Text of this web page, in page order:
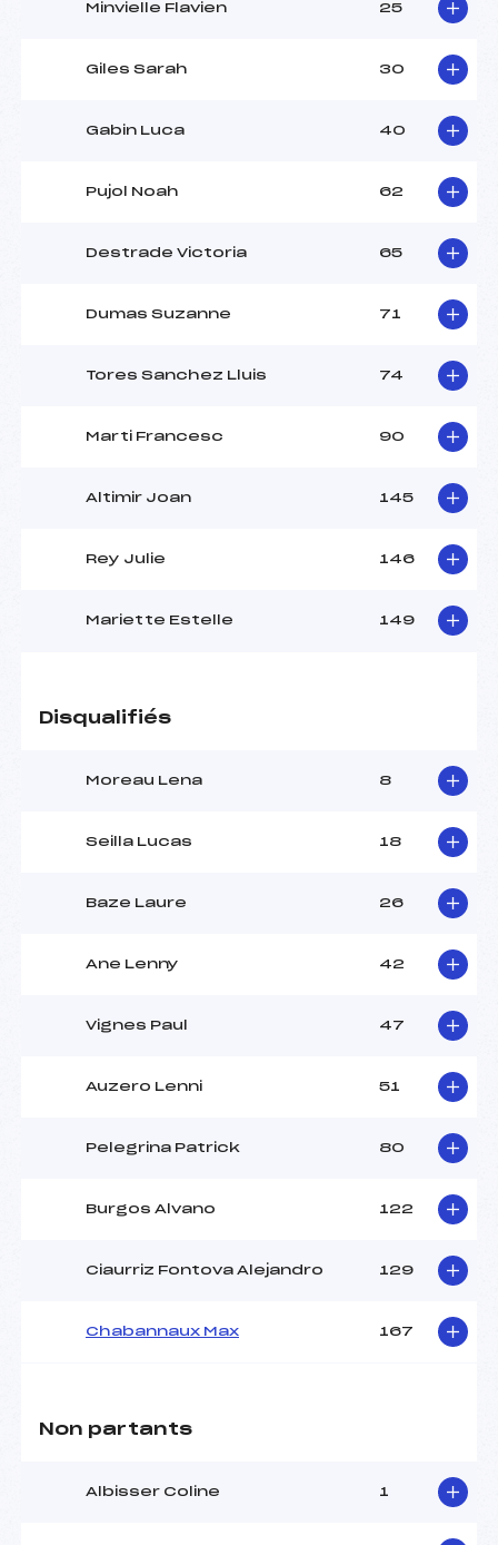
Minvielle Flavien 25
Giles Sarah 30
Gabin Luca 40
Pujol Noah 62
Destrade Victoria 65
Dumas Suzanne 71
Tores Sanchez Lluis 74
Marti Francesc 90
Altimir Joan 145
Rey Julie 146
Mariette Estelle 149
Disqualifiés
Moreau Lena 8
Seilla Lucas 18
Baze Laure 26
Ane Lenny 42
Vignes Paul 47
Auzero Lenni 51
Pelegrina Patrick 80
Burgos Alvano 122
Ciaurriz Fontova Alejandro 129
Chabannaux Max 167
Non partants
Albisser Coline 1